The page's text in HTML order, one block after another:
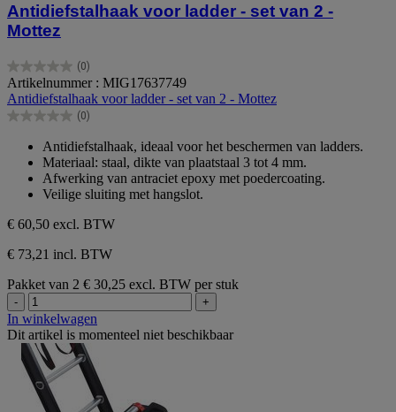
Antidiefstalhaak voor ladder - set van 2 -
Mottez
(0)
0.0
van
de
5
Artikelnummer : MIG17637749
Antidiefstalhaak voor ladder - set van 2 - Mottez
(0)
0.0
sterren.
Antidiefstalhaak, ideaal voor het beschermen van ladders.
Materiaal: staal, dikte van plaatstaal 3 tot 4 mm.
Afwerking van antraciet epoxy met poedercoating.
Veilige sluiting met hangslot.
€ 60,50 excl. BTW
€ 73,21 incl. BTW
Pakket van 2 € 30,25 excl. BTW per stuk
- +
In winkelwagen
Dit artikel is momenteel niet beschikbaar